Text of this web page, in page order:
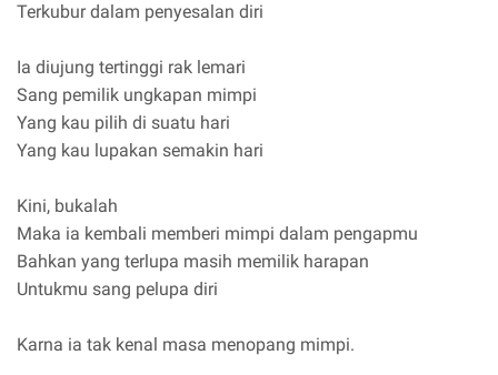
Terkubur dalam penyesalan diri
Ia diujung tertinggi rak lemari
Sang pemilik ungkapan mimpi
Yang kau pilih di suatu hari
Yang kau lupakan semakin hari
Kini, bukalah
Maka ia kembali memberi mimpi dalam pengapmu
Bahkan yang terlupa masih memilik harapan
Untukmu sang pelupa diri
Karna ia tak kenal masa menopang mimpi.